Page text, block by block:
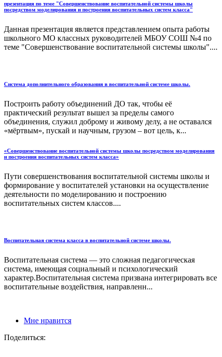
презентация по теме "Совершенствование воспитательной системы школы
посредством моделирования и построения воспитательных систем класса"
Данная презентация является представлением опыта работы
школьного МО классных руководителей МБОУ СОШ №4 по
теме "Совершенствование воспитательной системы школы"....
Система дополнительного образования в воспитательной системе школы.
Построить работу объединений ДО так, чтобы её
практический результат вышел за пределы самого
объединения, служил доброму и живому делу, а не оставался
«мёртвым», пускай и научным, грузом – вот цель, к...
«Совершенствование воспитательной системы школы посредством моделирования
и построения воспитательных систем класса»
Пути совершенствования воспитательной системы школы и
формирование у воспитателей установки на осуществление
деятельности по моделированию и построению
воспитательных систем классов....
Воспитательная система класса в воспитательной системе школы.
Воспитательная система — это сложная педагогическая
система, имеющая социальный и психологический
характер.Воспитательная система призвана интегрировать все
воспитательные воздействия, направленн...
Мне нравится
Поделиться: